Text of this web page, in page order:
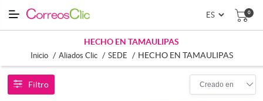
0
HECHO EN TAMAULIPAS
Inicio / Aliados Clic / SEDE / HECHO EN TAMAULIPAS
Filtro Creado en